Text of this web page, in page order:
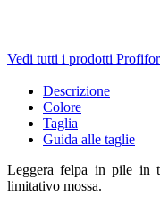
Vedi tutti i prodotti
Descrizione
Colore
Taglia
Guida alle taglie
Leggera felpa in pile in
limitativo mossa.